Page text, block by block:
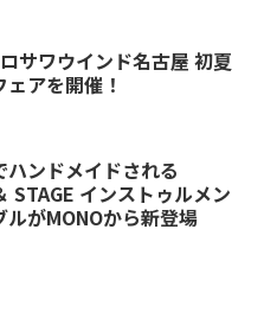
サワウインド名古屋 初夏
アを開催！
ハンドメイドされる
STAGE インストゥルメン
ルがMONOから新登場